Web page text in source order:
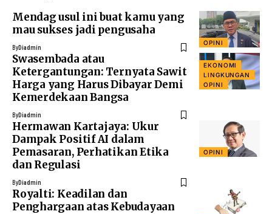
OPINI
Mendag usul ini buat kamu yang
mau sukses jadi pengusaha
ByDiadmin
EKONOMI
LINGKUNGAN
OPINI
Swasembada atau
Ketergantungan: Ternyata Sawit
Harga yang Harus Dibayar Demi
Kemerdekaan Bangsa
ByDiadmin
OPINI
Hermawan Kartajaya: Ukur
Dampak Positif AI dalam
Pemasaran, Perhatikan Etika
dan Regulasi
ByDiadmin
Royalti: Keadilan dan
Penghargaan atas Kebudayaan